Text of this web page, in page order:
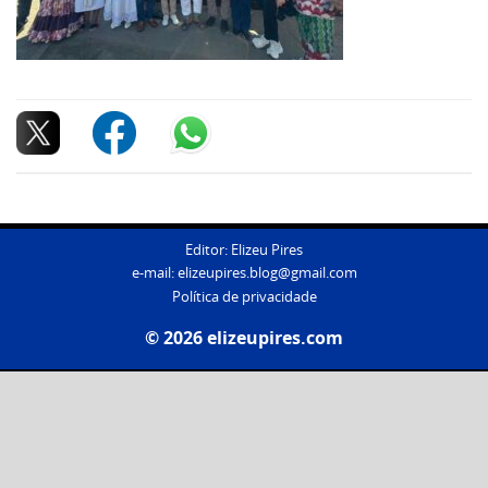
Editor: Elizeu Pires
e-mail:elizeupires.blog@gmail.com
Política de privacidade
© 2026 elizeupires.com